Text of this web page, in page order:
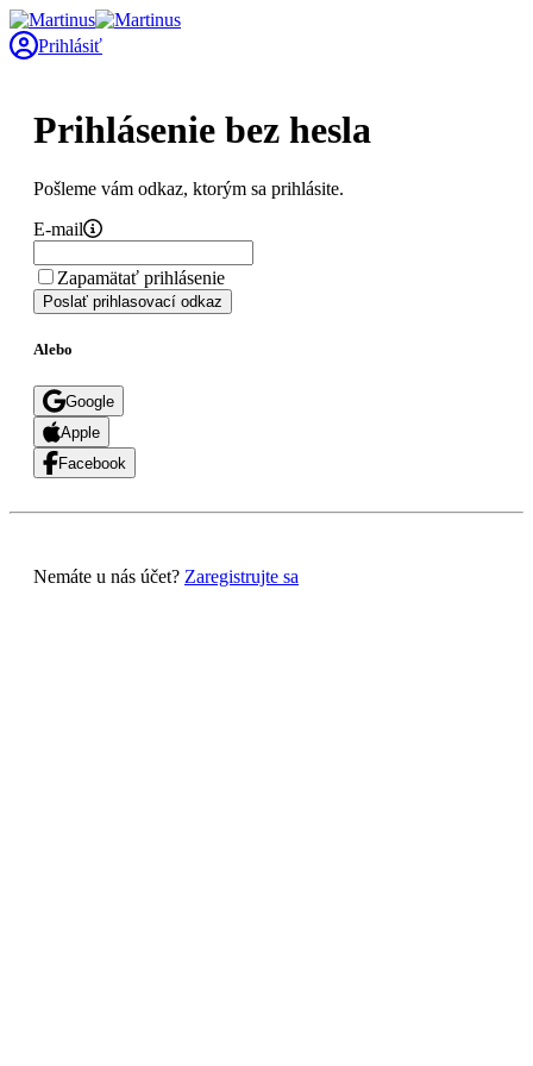
Prihlásiť
Prihlásenie bez hesla
Pošleme vám odkaz, ktorým sa prihlásite.
E-mail
Zapamätať prihlásenie
Poslať prihlasovací odkaz
Alebo
Google
Apple
Facebook
Nemáte u nás účet? Zaregistrujte sa